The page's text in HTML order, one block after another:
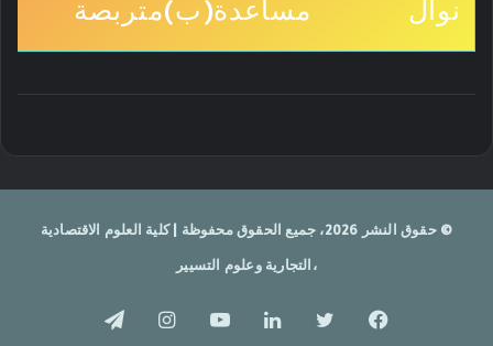
نوال
مساعدة(ب)متربصة
© حقوق النشر 2026، جميع الحقوق محفوظة | كلية العلوم الاقتصادية
،التجارية وعلوم التسيير
فيسبوكتويتر لينكدإنيوتيوبانستقرامتيلقرام